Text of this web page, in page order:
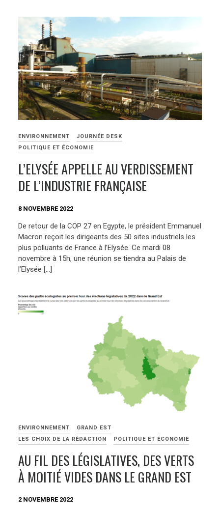
ENVIRONNEMENT
JOURNÉE DESK
POLITIQUE ET ÉCONOMIE
L’ELYSÉE APPELLE AU VERDISSEMENT
DE L’INDUSTRIE FRANÇAISE
8 NOVEMBRE 2022
De retour de la COP 27 en Egypte, le président Emmanuel
Macron reçoit les dirigeants des 50 sites industriels les
plus polluants de France à l’Elysée. Ce mardi 08
novembre à 15h, une réunion se tiendra au Palais de
l’Elysée […]
ENVIRONNEMENT
GRAND EST
LES CHOIX DE LA RÉDACTION
POLITIQUE ET ÉCONOMIE
AU FIL DES LÉGISLATIVES, DES VERTS
À MOITIÉ VIDES DANS LE GRAND EST
2 NOVEMBRE 2022